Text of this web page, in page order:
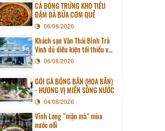
CÁ BÓNG TRỨNG KHO TIÊU
ĐẬM ĐÀ BỮA CƠM QUÊ
06/08/2026
Khách sạn Văn Thái Bình Trà
Vinh đủ điều kiện tối thiểu về
cơ sở vật chất kỹ thuật và
dịch vụ của cơ sở lưu trú du
lịch
06/08/2026
GỎI GÀ BÔNG BẦN (HOA BẦN)
- HƯƠNG VỊ MIỀN SÔNG NƯỚC
04/08/2026
Vĩnh Long “mặn mà” mùa
nước nổi